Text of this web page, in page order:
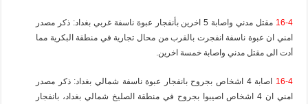
16-4
مقتل مدني واصابة 5 اخرين بأنفجار عبوة ناسفة غربي بغداد: ذكر مصدر
امني ان عبوة ناسفة انفجرت بالقرب من محال تجارية في منطقة البكرية مما
أدت الى مقتل مدني واصابة خمسة اخرين.
16-4
اصابة 4 اشخاص بجروح بانفجار عبوة ناسفة شمالي بغداد: ذكر مصدر
امني ان 4 اشخاص اصيبوا بجروح في منطقة الصليخ شمالي بغداد، بانفجار